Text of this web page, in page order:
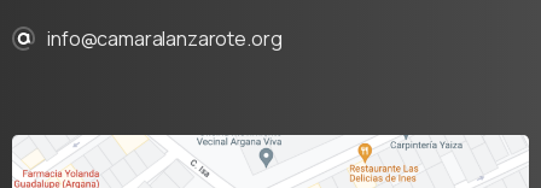
info@camaralanzarote.org